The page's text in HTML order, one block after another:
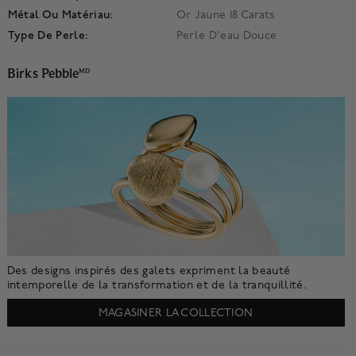
Métal Ou Matériau:
Or Jaune 18 Carats
Type De Perle:
Perle D'eau Douce
Birks PebbleMD
Des designs inspirés des galets expriment la beauté
intemporelle de la transformation et de la tranquillité.
MAGASINER LA COLLECTION